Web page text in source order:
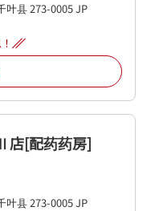
叶县273-0005JP
店[配药药房]
叶县273-0005JP